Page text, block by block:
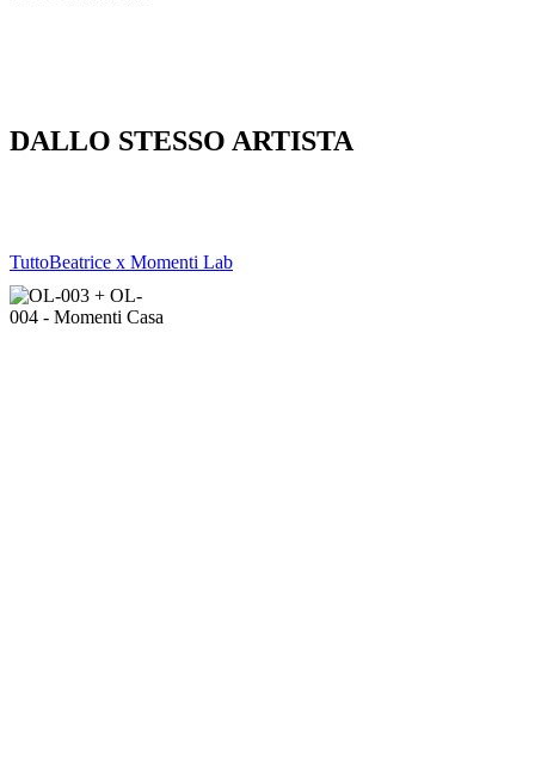
DALLO STESSO ARTISTA
TuttoBeatrice x Momenti Lab